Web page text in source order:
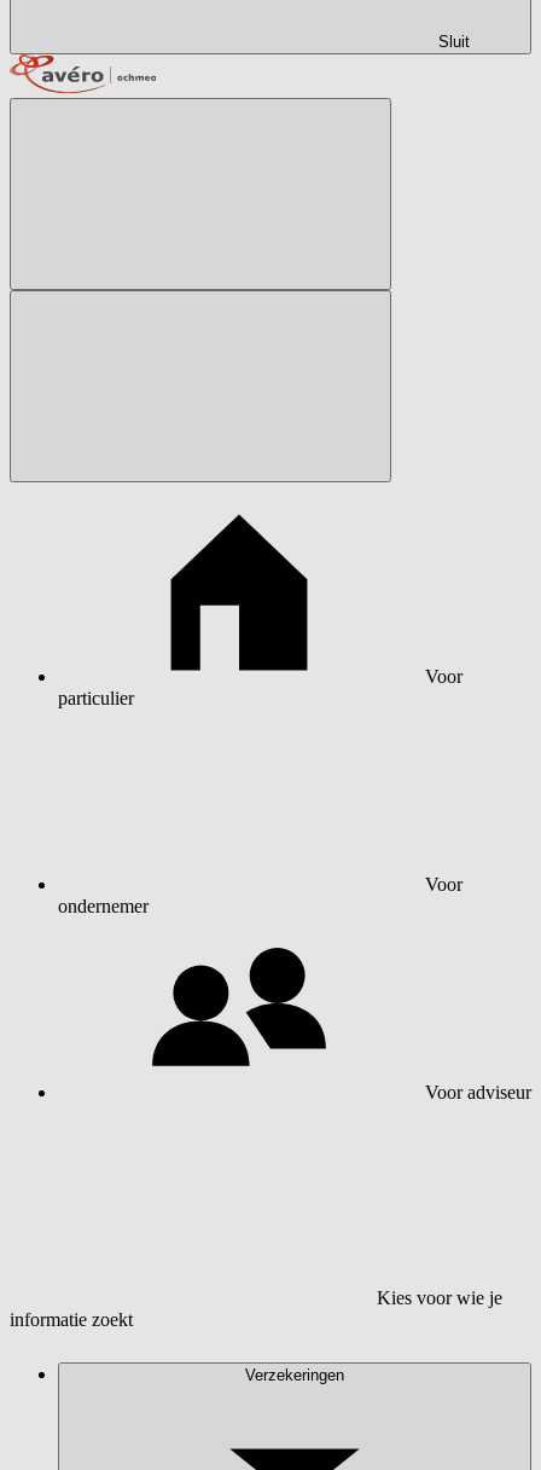
Sluit
Voor
particulier
Voor
ondernemer
Voor adviseur
Kies voor wie je
informatie zoekt
Verzekeringen